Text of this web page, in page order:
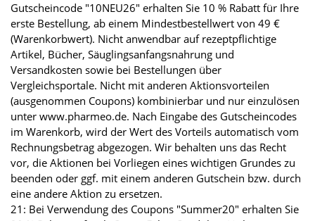
Gutscheincode "10NEU26" erhalten Sie 10 % Rabatt für Ihre
erste Bestellung, ab einem Mindestbestellwert von 49 €
(Warenkorbwert). Nicht anwendbar auf rezeptpflichtige
Artikel, Bücher, Säuglingsanfangsnahrung und
Versandkosten sowie bei Bestellungen über
Vergleichsportale. Nicht mit anderen Aktionsvorteilen
(ausgenommen Coupons) kombinierbar und nur einzulösen
unter www.pharmeo.de. Nach Eingabe des Gutscheincodes
im Warenkorb, wird der Wert des Vorteils automatisch vom
Rechnungsbetrag abgezogen. Wir behalten uns das Recht
vor, die Aktionen bei Vorliegen eines wichtigen Grundes zu
beenden oder ggf. mit einem anderen Gutschein bzw. durch
eine andere Aktion zu ersetzen.
21: Bei Verwendung des Coupons "Summer20" erhalten Sie